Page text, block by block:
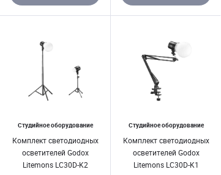
Студийное оборудование
Комплект светодиодных
осветителей Godox
Litemons LC30D-K2
Студийное оборудование
Комплект светодиодных
осветителей Godox
Litemons LC30D-K1